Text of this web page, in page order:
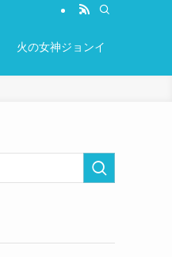
火の女神ジョンイ